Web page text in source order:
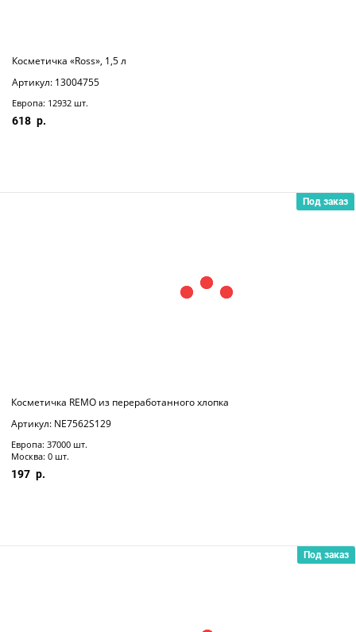
Косметичка «Ross», 1,5 л
Артикул: 13004755
Европа: 12932 шт.
618
Под заказ
Косметичка REMO из переработанного хлопка
Артикул: NE7562S129
Европа: 37000 шт.
Москва: 0 шт.
197
Под заказ